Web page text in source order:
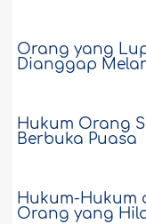
Orang yang
Dianggap
Hukum Orang
Berbuka Puasa
Hukum-Hukum
Orang yang